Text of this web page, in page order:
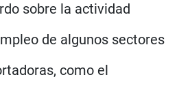
sobre la actividad
de algunos sectores
como el